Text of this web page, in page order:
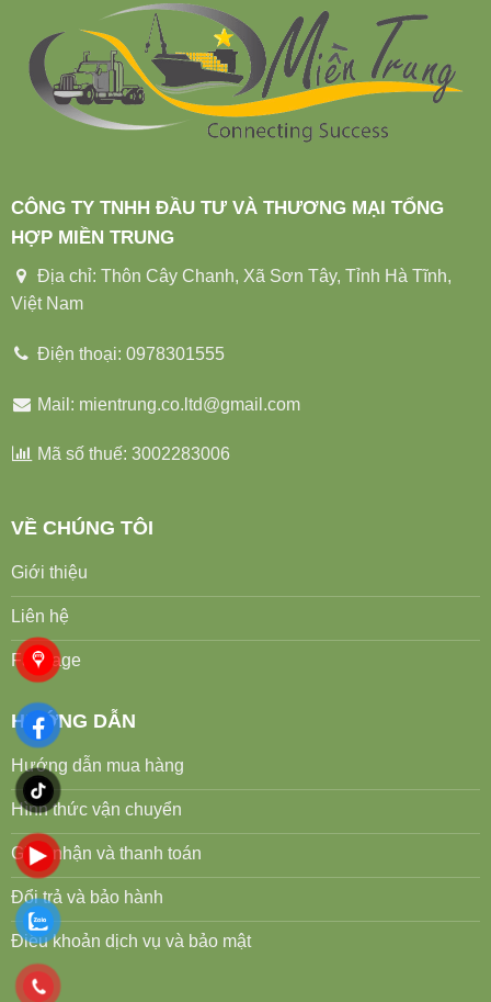
options
may
be
on
page
variants.
The
options
may
chosen
product
page
CÔNG TY TNHH ĐẦU TƯ VÀ THƯƠNG MẠI TỔNG
HỢP MIỀN TRUNG
Địa chỉ: Thôn Cây Chanh, Xã Sơn Tây, Tỉnh Hà Tĩnh,
Việt Nam
Điện thoại: 0978301555
Mail: mientrung.co.ltd@gmail.com
Mã số thuế: 3002283006
VỀ CHÚNG TÔI
Giới thiệu
Liên hệ
Fanpage
HƯỚNG DẪN
Hướng dẫn mua hàng
Hình thức vận chuyển
Giao nhận và thanh toán
Đổi trả và bảo hành
Điều khoản dịch vụ và bảo mật